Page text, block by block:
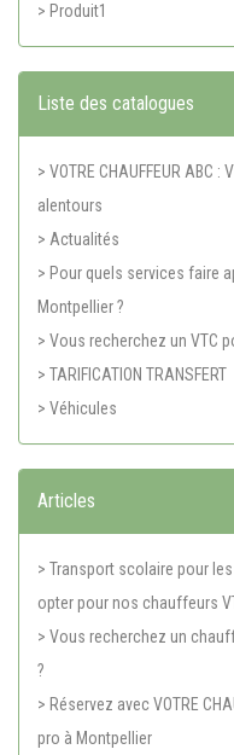
> Produit1
Liste des catalogues
> VOTRE CHAUFFEUR ABC
alentours
> Actualités
> Pour quels services faire
Montpellier ?
> Vous recherchez un VTC
> TARIFICATION TRANSFERT
> Véhicules
Articles
> Transport scolaire pour
opter pour nos chauffeurs
> Vous recherchez un
?
> Réservez avec VOTRE
pro à Montpellier